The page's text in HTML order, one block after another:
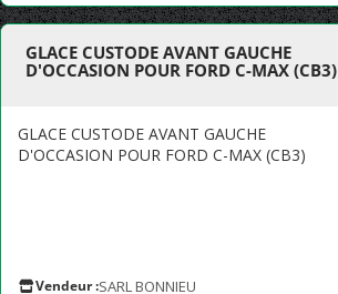
GLACE CUSTODE AVANT GAUCHE
D'OCCASION POUR FORD C-MAX (CB3)
GLACE CUSTODE AVANT GAUCHE
D'OCCASION POUR FORD C-MAX (CB3)
Vendeur :SARL BONNIEU